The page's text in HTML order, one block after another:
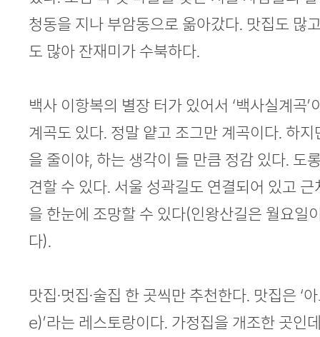
청동을 지나 부암동으로 옮아갔다. 맛집도 많
도 많아 잔재미가 수북하다.
백사 이항복의 별장 터가 있어서 ‘백사실계곡
계곡도 있다. 정말 얕고 조그만 계곡이다. 하
을 줄이야, 하는 생각이 들 만큼 정감 있다. 도
견할 수 있다. 서울 성곽길도 연결되어 있고
을 한눈에 조망할 수 있다(인왕산길은 월요일
다).
맛집·멋집·술집 한 곳씩만 추천한다. 맛집은
e)’라는 레스토랑이다. 가정집을 개조한 곳인